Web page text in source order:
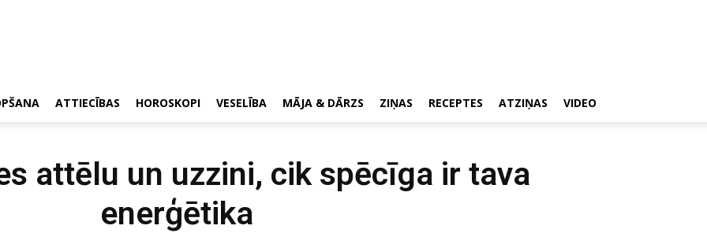
ATTIECĪBAS HOROSKOPI VESELĪBA MĀJA & DĀRZS ZIŅAS RECEPTES ATZIŅAS VIDEO
attēlu un uzzini, cik spēcīga ir tava
enerģētika